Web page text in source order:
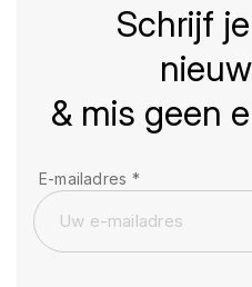
Schrijf
& mis geen
E-mailadres *